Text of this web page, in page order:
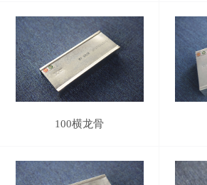
100横龙骨